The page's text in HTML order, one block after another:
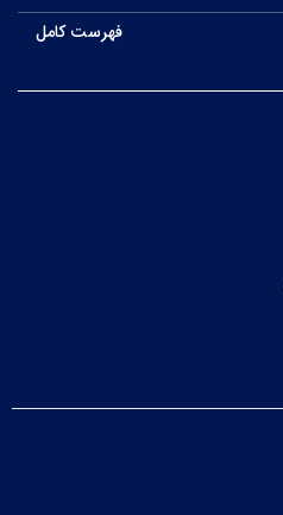
فهرست کامل